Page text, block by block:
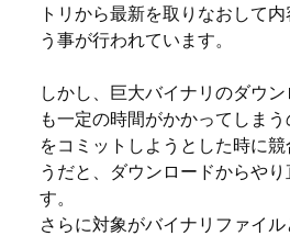
トリから最新を取りなおして
う事が行われています。
しかし、巨大バイナリのダウ
も一定の時間がかかってしま
をコミットしようとした時に
うだと、ダウンロードからや
す。
さらに対象がバイナリファイ